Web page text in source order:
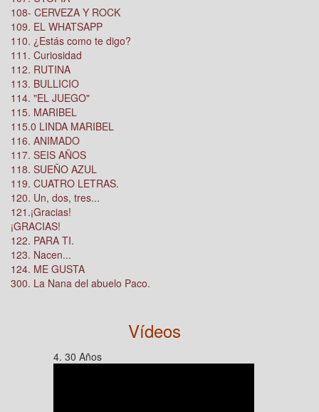
108- CERVEZA Y ROCK
109. EL WHATSAPP
110. ¿Estás como te digo?
111. Curiosidad
112. RUTINA
113. BULLICIO
114. "EL JUEGO"
115. MARIBEL
115.0 LINDA MARIBEL
116. ANIMADO
117. SEIS AÑOS
118. SUEÑO AZUL
119. CUATRO LETRAS.
120. Un, dos, tres...
121.¡Gracias!
¡GRACIAS!
122. PARA TI.
123. Nacen...
124. ME GUSTA
300. La Nana del abuelo Paco.
Vídeos
4. 30 Años